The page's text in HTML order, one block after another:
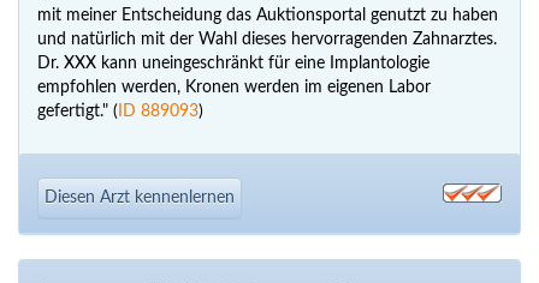
mit meiner Entscheidung das Auktionsportal genutzt zu haben
und natürlich mit der Wahl dieses hervorragenden Zahnarztes.
Dr. XXX kann uneingeschränkt für eine Implantologie
empfohlen werden, Kronen werden im eigenen Labor
gefertigt." ( ID 889093)
Diesen Arzt kennenlernen